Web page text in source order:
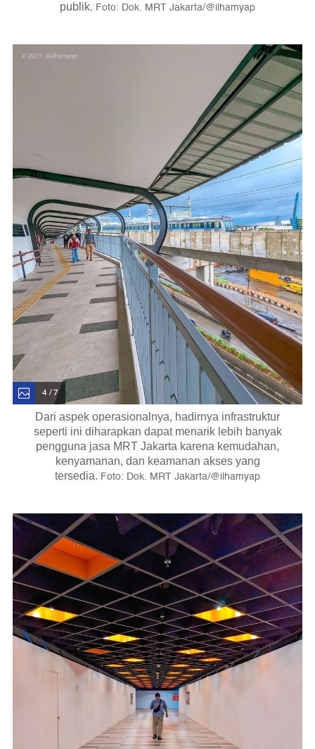
publik. Foto: Dok. MRT Jakarta/@ilhamyap
4 / 7
Dari aspek operasionalnya, hadirnya infrastruktur
seperti ini diharapkan dapat menarik lebih banyak
pengguna jasa MRT Jakarta karena kemudahan,
kenyamanan, dan keamanan akses yang
tersedia. Foto: Dok. MRT Jakarta/@ilhamyap